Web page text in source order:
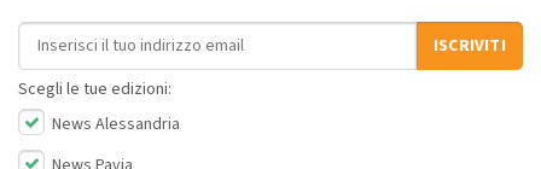
Indirizzo email
ISCRIVITI
Scegli le tue edizioni:
News Alessandria